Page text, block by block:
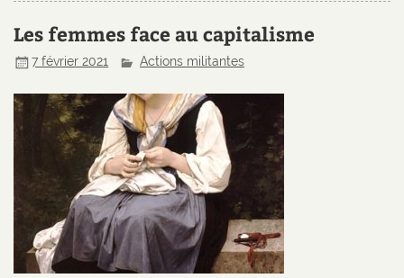
Les femmes face au capitalisme
7 février 2021 Actions militantes